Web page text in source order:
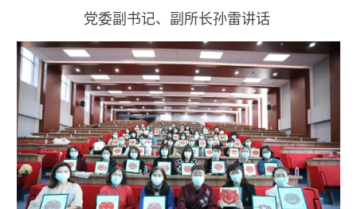
党委副书记、副所长孙雷讲话